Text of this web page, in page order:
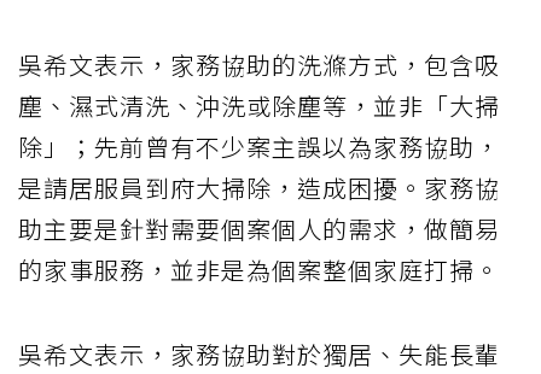
吳希文表示，家務協助的洗滌方式，包含吸
塵、濕式清洗、沖洗或除塵等，並非「大掃
除」；先前曾有不少案主誤以為家務協助，
是請居服員到府大掃除，造成困擾。家務協
助主要是針對需要個案個人的需求，做簡易
的家事服務，並非是為個案整個家庭打掃。
吳希文表示，家務協助對於獨居、失能長輩